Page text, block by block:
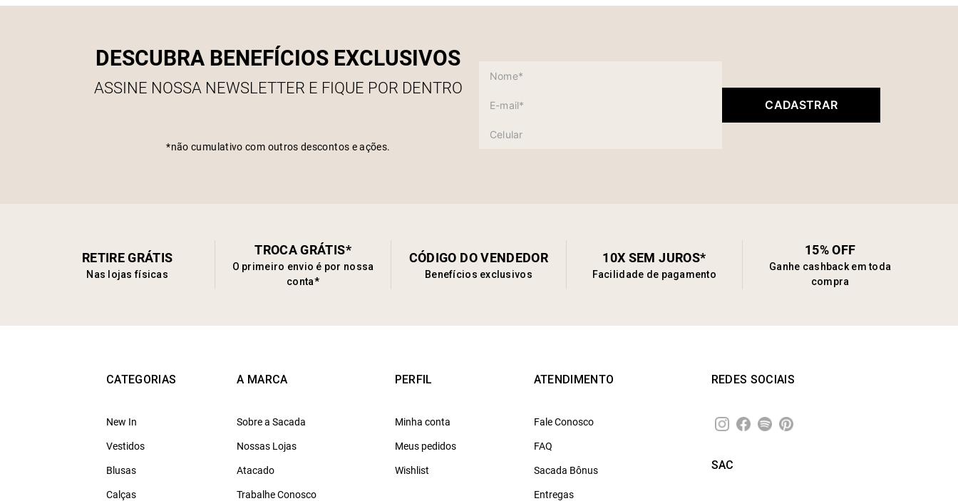
DESCUBRA BENEFÍCIOS EXCLUSIVOS
ASSINE NOSSA NEWSLETTER E FIQUE POR DENTRO
*não cumulativo com outros descontos e ações.
CADASTRAR
RETIRE GRÁTIS
Nas lojas físicas
TROCA GRÁTIS*
O primeiro envio é por nossa
conta*
CÓDIGO DO VENDEDOR
Benefícios exclusivos
10X SEM JUROS*
Facilidade de pagamento
15% OFF
Ganhe cashback em toda
compra
CATEGORIAS
New In
Vestidos
Blusas
Calças
A MARCA
Sobre a Sacada
Nossas Lojas
Atacado
Trabalhe Conosco
PERFIL
Minha conta
Meus pedidos
Wishlist
ATENDIMENTO
Fale Conosco
FAQ
Sacada Bônus
Entregas
REDES SOCIAIS
SAC